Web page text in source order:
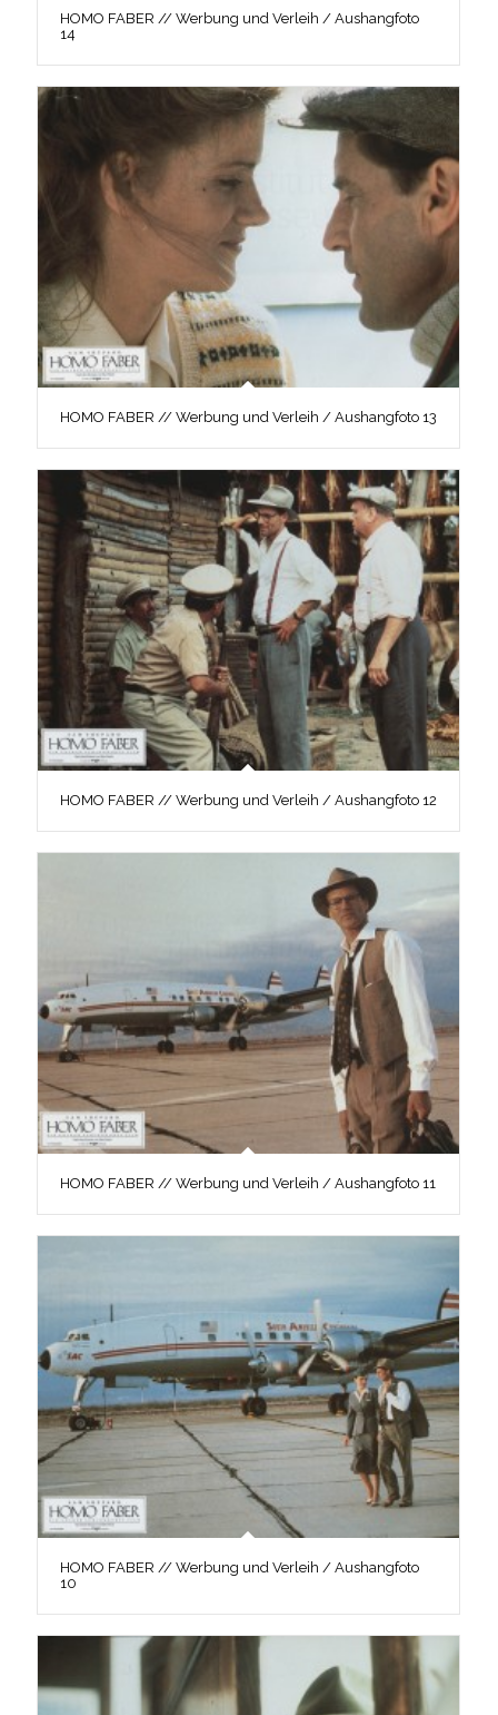
HOMO FABER // Werbung und Verleih / Aushangfoto
14
HOMO FABER // Werbung und Verleih / Aushangfoto 13
HOMO FABER // Werbung und Verleih / Aushangfoto 12
HOMO FABER // Werbung und Verleih / Aushangfoto 11
HOMO FABER // Werbung und Verleih / Aushangfoto
10